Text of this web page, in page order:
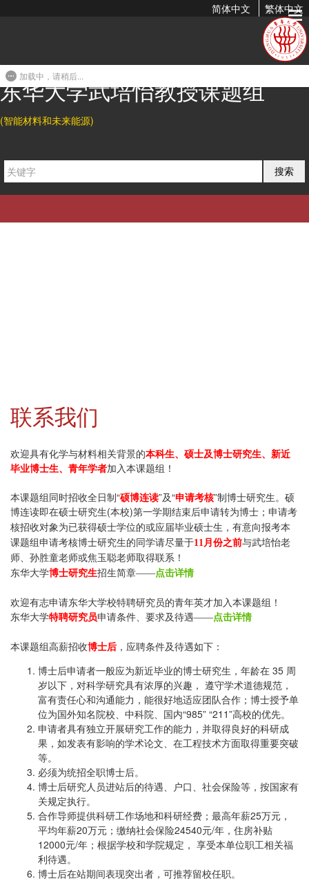
简体中文 繁体中文
东华大学武培怡教授课题组
(智能材料和未来能源)
搜索
联系我们
欢迎具有化学与材料相关背景的本科生、硕士及博士研究生、新近
毕业博士生、青年学者加入本课题组！
本课题组同时招收全日制“硕博连读”及“申请考核”制博士研究生。硕
博连读即在硕士研究生(本校)第一学期结束后申请转为博士 ；申请考
核招收对象为已获得硕士学位的或应届毕业硕士生， 有意向报考本
课题组申请考核博士研究生的同学请尽量于11月份之前与武培怡老
师、孙胜童老师或焦玉聪老师取得联系！
东华大学博士研究生招生简章——点击详情
欢迎有志申请东华大学校特聘研究员的青年英才加入本课题组！
东华大学特聘研究员申请条件、要求及待遇——点击详情
本课题组高薪招收博士后 ，应聘条件及待遇如下：
博士后申请者一般应为新近毕业的博士研究生，年龄在 35 周
岁以下，对科学研究具有浓厚的兴趣， 遵守学术道德规范，
富有责任心和沟通能力，能很好地适应团队合作；博士授予单
位为国外知名院校、中科院、国内“985” “211”高校的优先。
申请者具有独立开展研究工作的能力，并取得良好的科研成
果，如发表有影响的学术论文、在工程技术方面取得重要突破
等。
必须为统招全职博士后。
博士后研究人员进站后的待遇、户口、社会保险等，按国家有
关规定执行。
合作导师提供科研工作场地和科研经费；最高年薪25万元，
平均年薪20万元；缴纳社会保险24540元/年，住房补贴
12000元/年；根据学校和学院规定， 享受本单位职工相关福
利待遇。
博士后在站期间表现突出者，可推荐留校任职。
加载中，请稍后...